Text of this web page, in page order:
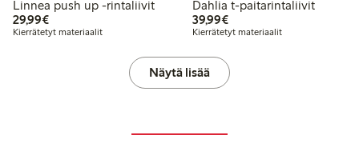
Linnea push up -rintaliivit
29,99€29,99 €
Kierrätetyt materiaalit
Dahlia t-paitarintaliivit
39,99€39,99 €
Kierrätetyt materiaalit
Näytä lisää